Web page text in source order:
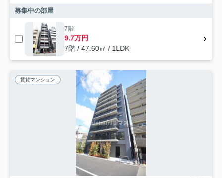
募集中の部屋
7階
9.7万円
7階 / 47.60㎡ / 1LDK
賃貸マンション